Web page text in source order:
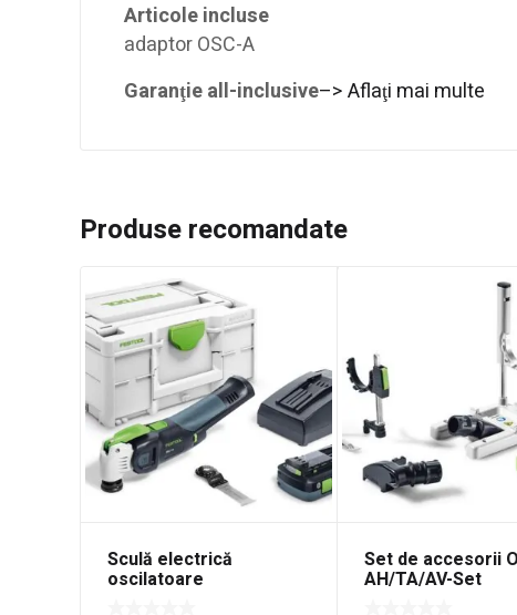
Articole incluse
adaptor OSC-A
Garanţie all-inclusive–> Aflaţi mai multe
Produse recomandate
Sculă electrică
oscilatoare
Set de accesorii
AH/TA/AV-Set